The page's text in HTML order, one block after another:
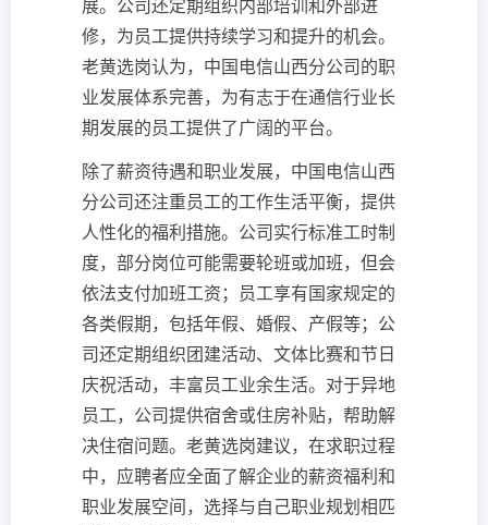
展。公司还定期组织内部培训和外部进
修，为员工提供持续学习和提升的机会。
老黄选岗认为，中国电信山西分公司的职
业发展体系完善，为有志于在通信行业长
期发展的员工提供了广阔的平台。
除了薪资待遇和职业发展，中国电信山西
分公司还注重员工的工作生活平衡，提供
人性化的福利措施。公司实行标准工时制
度，部分岗位可能需要轮班或加班，但会
依法支付加班工资；员工享有国家规定的
各类假期，包括年假、婚假、产假等；公
司还定期组织团建活动、文体比赛和节日
庆祝活动，丰富员工业余生活。对于异地
员工，公司提供宿舍或住房补贴，帮助解
决住宿问题。老黄选岗建议，在求职过程
中，应聘者应全面了解企业的薪资福利和
职业发展空间，选择与自己职业规划相匹